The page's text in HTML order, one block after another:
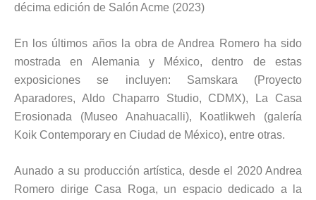
décima edición de Salón Acme (2023)
En los últimos años la obra de Andrea Romero ha sido
mostrada en Alemania y México, dentro de estas
exposiciones se incluyen: Samskara (Proyecto
Aparadores, Aldo Chaparro Studio, CDMX), La Casa
Erosionada (Museo Anahuacalli), Koatlikweh (galería
Koik Contemporary en Ciudad de México), entre otras.
Aunado a su producción artística, desde el 2020 Andrea
Romero dirige Casa Roga, un espacio dedicado a la